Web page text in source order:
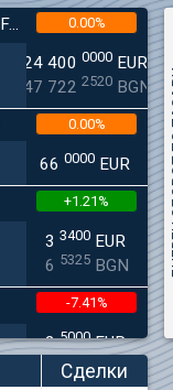
ВФ Алтърнатив (VFAL) 0.00%
24 400 0000EUR
47 722 2520BGN
0.00%
660000 EUR
+1.21%
3 3400EUR
6 5325BGN
-7.41%
25000EUR
8896 BGN
Сделки